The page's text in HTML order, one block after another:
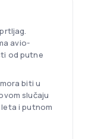
avio-
od putne
biti u
slučaju
leta i putnom